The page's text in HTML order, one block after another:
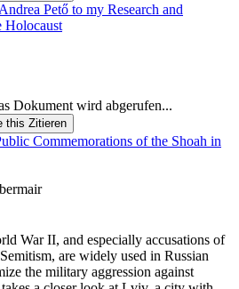
Pető to my Research and
Holocaust
Dokument wird abgerufen...
Zitieren
Commemorations of the Shoah in
War II, and especially accusations of
are widely used in Russian
the military aggression against